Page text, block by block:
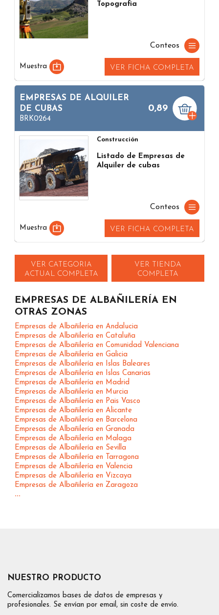
Topografia
Conteos
Muestra VER FICHA COMPLETA
EMPRESAS DE ALQUILER
DE CUBAS
BRK0264
0,89
Construcción
Listado de Empresas de
Alquiler de cubas
Conteos
Muestra VER FICHA COMPLETA
VER CATEGORIA
ACTUAL COMPLETA
VER TIENDA
COMPLETA
EMPRESAS DE ALBAÑILERÍA EN
OTRAS ZONAS
Empresas de Albañilería en Andalucia
Empresas de Albañilería en Cataluña
Empresas de Albañilería en Comunidad Valenciana
Empresas de Albañilería en Galicia
Empresas de Albañilería en Islas Baleares
Empresas de Albañilería en Islas Canarias
Empresas de Albañilería en Madrid
Empresas de Albañilería en Murcia
Empresas de Albañilería en Pais Vasco
Empresas de Albañilería en Alicante
Empresas de Albañilería en Barcelona
Empresas de Albañilería en Granada
Empresas de Albañilería en Malaga
Empresas de Albañilería en Sevilla
Empresas de Albañilería en Tarragona
Empresas de Albañilería en Valencia
Empresas de Albañilería en Vizcaya
Empresas de Albañilería en Zaragoza
...
NUESTRO PRODUCTO
Comercializamos bases de datos de empresas y
profesionales. Se envían por email, sin coste de envío.